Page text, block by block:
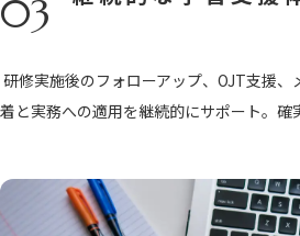
03
研修実施後のフォローアップ、OJT支援、
着と実務への適用を継続的にサポート。確